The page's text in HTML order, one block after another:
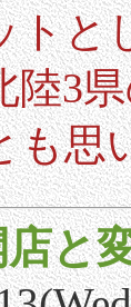
トと
陸3
も思
と